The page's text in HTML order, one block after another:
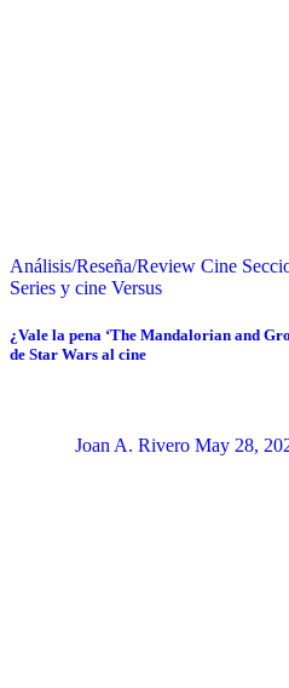
Análisis/Reseña/Review Cine
Series y cine Versus
¿Vale la pena ‘The Mandalorian and
de Star Wars al cine
Joan A. Rivero May 28,